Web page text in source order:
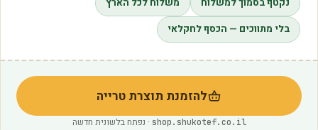
בלי מתווכים — הכסף לחקלאי
להזמנת תוצרת טרייה
(נפתח בלשונית חדשה)
shop.shukotef.co.il · נפתח בלשונית חדשה